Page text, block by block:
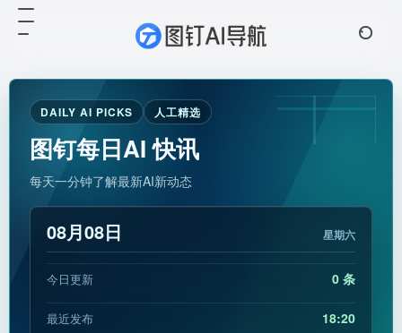
DAILY AI PICKS 人工精选
图钉每日AI 快讯
每天一分钟了解最新AI新动态
08月08日 星期六
今日更新 0 条
最近发布 18:20